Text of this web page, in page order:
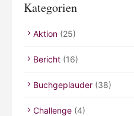
Kategorien
Aktion (25)
Bericht (16)
Buchgeplauder (38)
Challenge (4)